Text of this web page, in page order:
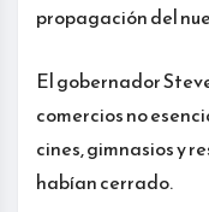
propagación del
El gobernador
comercios no
cines, gimnasios y
habían cerrado.